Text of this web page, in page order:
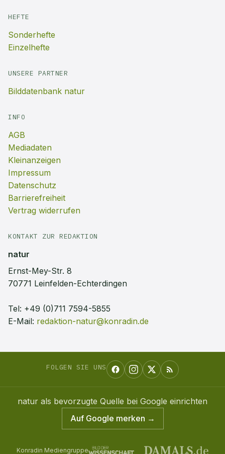
HEFTE
Sonderhefte
Einzelhefte
UNSERE PARTNER
Bilddatenbank natur
INFO
AGB
Mediadaten
Kleinanzeigen
Impressum
Datenschutz
Barrierefreiheit
Vertrag widerrufen
KONTAKT ZUR REDAKTION
natur
Ernst-Mey-Str. 8
70771 Leinfelden-Echterdingen
Tel: +49 (0)711 7594-5855
E-Mail: redaktion-natur@konradin.de
FOLGEN SIE UNS
natur als bevorzugte Quelle bei Google einrichten
Auf Google merken →
Konradin Mediengruppe